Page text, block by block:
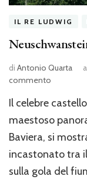
IL RE LUDWIG
di Antonio Quarta
commento
il
castello
Re
Ludwig
Il celebre
maestoso
Baviera, si
incastonato tra
sulla gola del